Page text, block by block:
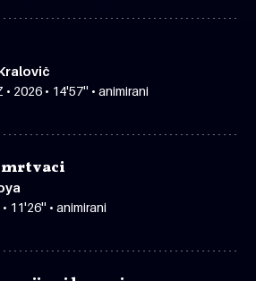
• 2026 • 14'57'' • animirani
11'26'' • animirani